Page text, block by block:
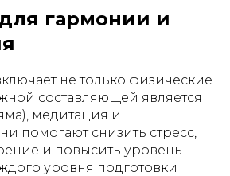
гармонии и
не только физические
составляющей является
медитация и
помогают снизить стресс,
и повысить уровень
уровня подготовки